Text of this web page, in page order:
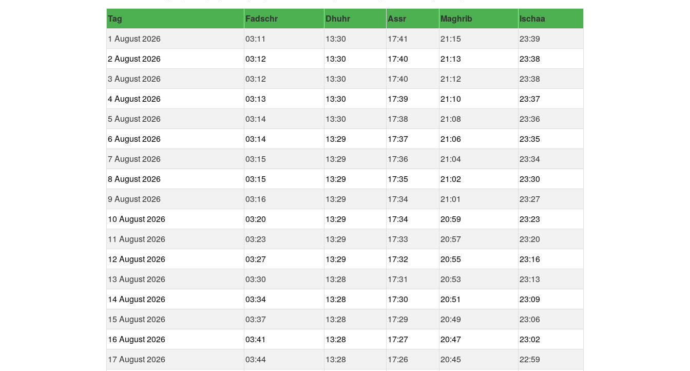
Tag Fadschr Dhuhr Assr Maghrib
Ischaa
1 August 2026
03:11 13:30 17:41 21:15
23:39
2 August 2026
03:12 13:30 17:40 21:13
23:38
3 August 2026
03:12 13:30 17:40 21:12
23:38
4 August 2026
03:13 13:30 17:39 21:10
23:37
5 August 2026
03:14 13:30 17:38 21:08
23:36
6 August 2026
03:14 13:29 17:37 21:06
23:35
7 August 2026
03:15 13:29 17:36 21:04
23:34
8 August 2026
03:15 13:29 17:35 21:02
23:30
9 August 2026
03:16 13:29 17:34 21:01
23:27
10 August 2026
03:20 13:29 17:34 20:59
23:23
11 August 2026
03:23 13:29 17:33 20:57
23:20
12 August 2026
03:27 13:29 17:32 20:55
23:16
13 August 2026
03:30 13:28 17:31 20:53
23:13
14 August 2026
03:34 13:28 17:30 20:51
23:09
15 August 2026
03:37 13:28 17:29 20:49
23:06
16 August 2026
03:41 13:28 17:27 20:47
23:02
17 August 2026
03:44 13:28 17:26 20:45
22:59